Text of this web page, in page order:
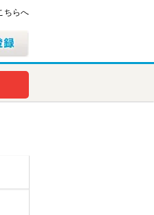
ちらへ